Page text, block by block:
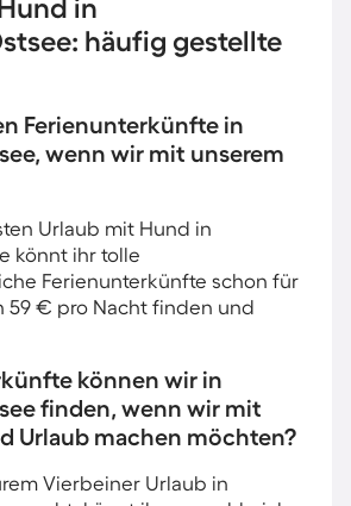
in
häufig gestellte
Ferienunterkünfte in
wenn wir mit unserem
Urlaub mit Hund in
könnt ihr tolle
Ferienunterkünfte schon für
59 € pro Nacht finden und
können wir in
finden, wenn wir mit
Urlaub machen möchten?
Vierbeiner Urlaub in